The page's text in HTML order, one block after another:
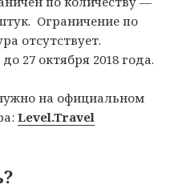
Ограничение по
отсутствует.
27 октября 2018 года.
на официальном
Level.Travel